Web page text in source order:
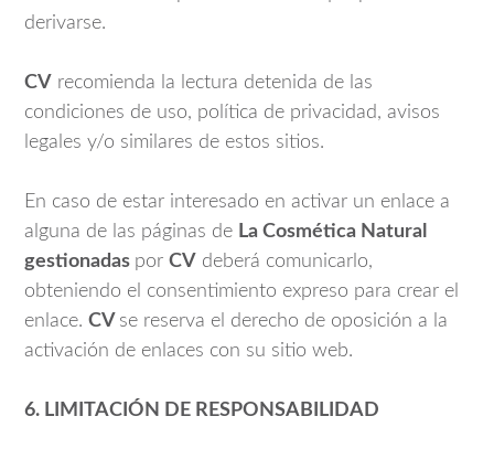
derivarse.
CV recomienda la lectura detenida de las
condiciones de uso, política de privacidad, avisos
legales y/o similares de estos sitios.
En caso de estar interesado en activar un enlace a
alguna de las páginas de La Cosmética Natural
gestionadas por CV deberá comunicarlo,
obteniendo el consentimiento expreso para crear el
enlace. CV se reserva el derecho de oposición a la
activación de enlaces con su sitio web.
6. LIMITACIÓN DE RESPONSABILIDAD